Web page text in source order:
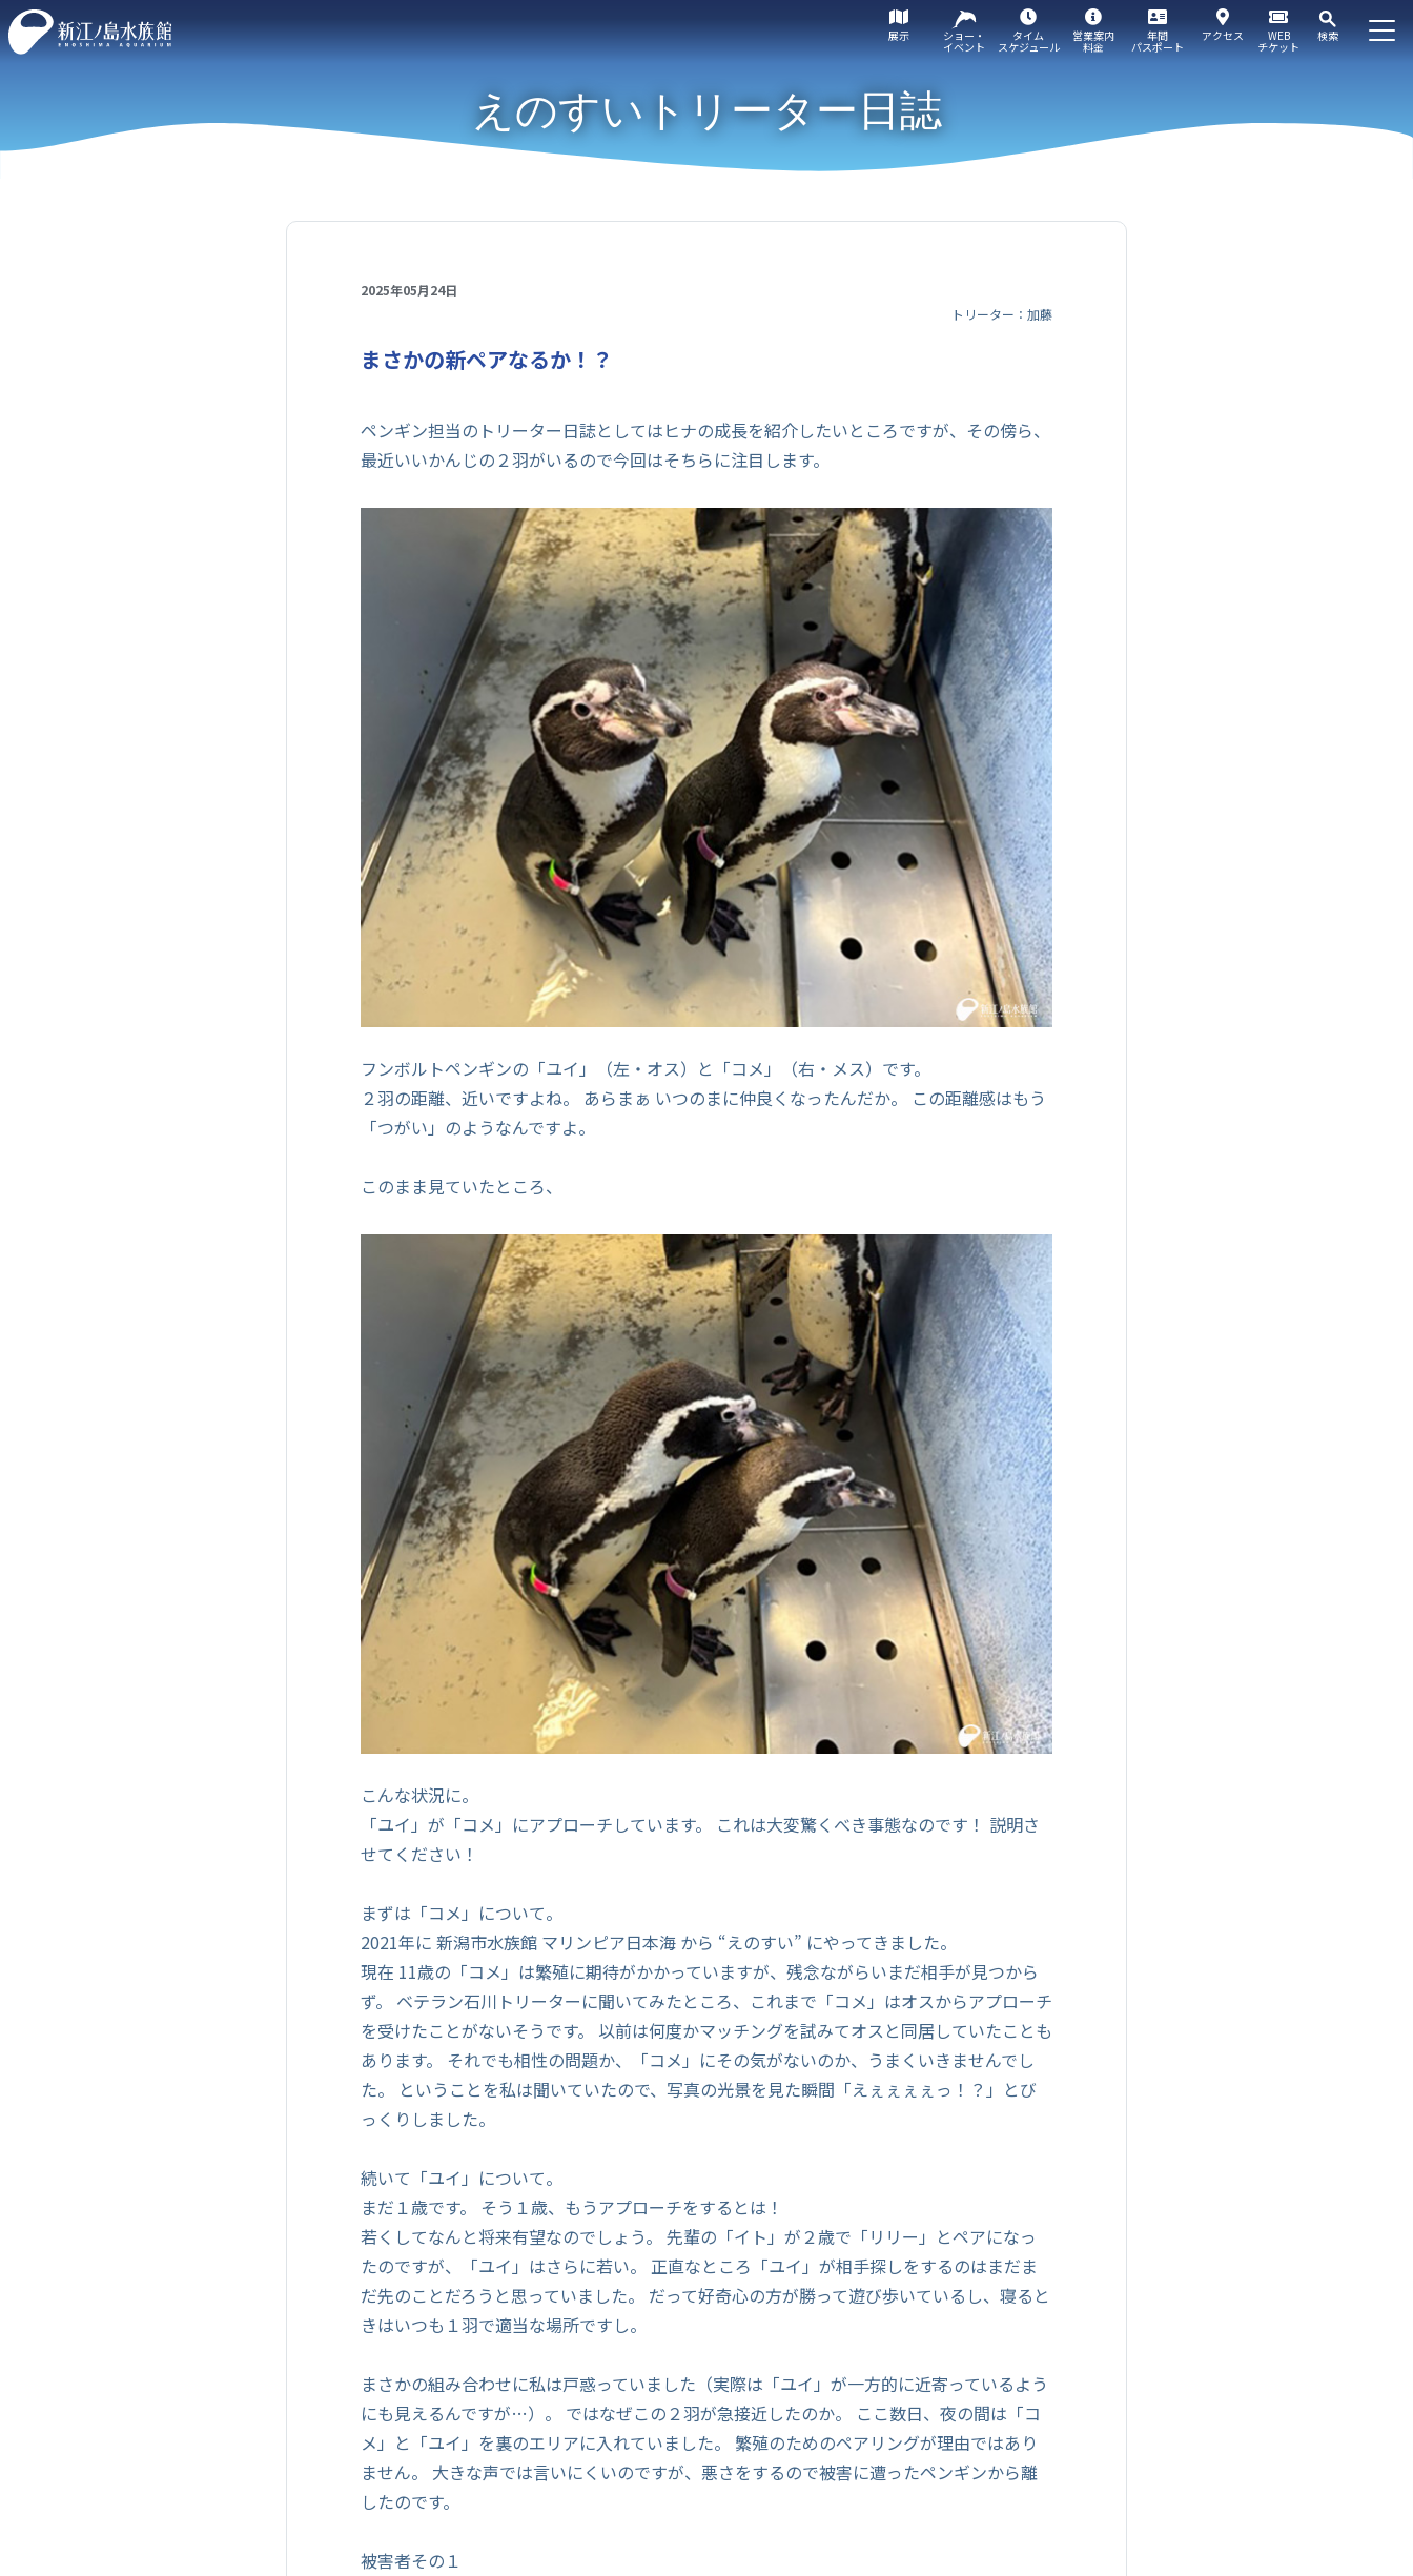
WEB
チケット
検索
展示 ショー・
イベント
タイム
スケジュール
営業案内
料金
年間
パスポート
アクセス
えのすいトリーター日誌
2025年05月24日
トリーター：加藤
まさかの新ペアなるか！？
ペンギン担当のトリーター日誌としてはヒナの成長を紹介したいところですが、その傍ら、
最近いいかんじの２羽がいるので今回はそちらに注目します。
フンボルトペンギンの「ユイ」（左・オス）と「コメ」（右・メス）です。
２羽の距離、近いですよね。 あらまぁ いつのまに仲良くなったんだか。 この距離感はもう
「つがい」のようなんですよ。
このまま見ていたところ、
こんな状況に。
「ユイ」が「コメ」にアプローチしています。 これは大変驚くべき事態なのです！ 説明さ
せてください！
まずは「コメ」について。
2021年に 新潟市水族館 マリンピア日本海 から “えのすい” にやってきました。
現在 11歳の「コメ」は繁殖に期待がかかっていますが、残念ながらいまだ相手が見つから
ず。 ベテラン石川トリーターに聞いてみたところ、これまで「コメ」はオスからアプローチ
を受けたことがないそうです。 以前は何度かマッチングを試みてオスと同居していたことも
あります。 それでも相性の問題か、「コメ」にその気がないのか、うまくいきませんでし
た。 ということを私は聞いていたので、写真の光景を見た瞬間「えぇぇぇぇっ！？」とび
っくりしました。
続いて「ユイ」について。
まだ１歳です。 そう１歳、もうアプローチをするとは！
若くしてなんと将来有望なのでしょう。 先輩の「イト」が２歳で「リリー」とペアになっ
たのですが、「ユイ」はさらに若い。 正直なところ「ユイ」が相手探しをするのはまだま
だ先のことだろうと思っていました。 だって好奇心の方が勝って遊び歩いているし、寝ると
きはいつも１羽で適当な場所ですし。
まさかの組み合わせに私は戸惑っていました（実際は「ユイ」が一方的に近寄っているよう
にも見えるんですが…）。 ではなぜこの２羽が急接近したのか。 ここ数日、夜の間は「コ
メ」と「ユイ」を裏のエリアに入れていました。 繁殖のためのペアリングが理由ではあり
ません。 大きな声では言いにくいのですが、悪さをするので被害に遭ったペンギンから離
したのです。
被害者その１